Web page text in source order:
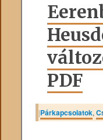
PDF
|Párkapcsolatok,